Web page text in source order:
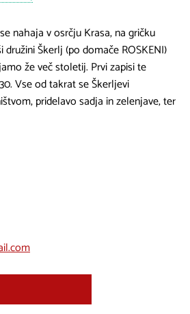
nahaja v osrčju Krasa, na gričku
družini Škerlj (po domače ROSKENI)
že več stoletij. Prvi zapisi te
Vse od takrat se Škerljevi
pridelavo sadja in zelenjave, ter